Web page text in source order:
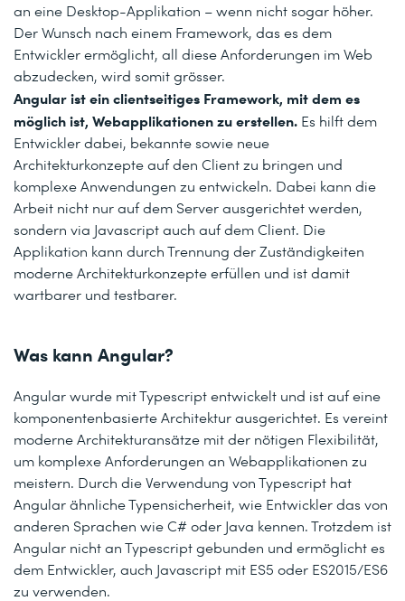
an eine Desktop-Applikation – wenn nicht sogar höher.
Der Wunsch nach einem Framework, das es dem
Entwickler ermöglicht, all diese Anforderungen im Web
abzudecken, wird somit grösser.
Angular ist ein clientseitiges Framework, mit dem es
möglich ist, Webapplikationen zu erstellen. Es hilft dem
Entwickler dabei, bekannte sowie neue
Architekturkonzepte auf den Client zu bringen und
komplexe Anwendungen zu entwickeln. Dabei kann die
Arbeit nicht nur auf dem Server ausgerichtet werden,
sondern via Javascript auch auf dem Client. Die
Applikation kann durch Trennung der Zuständigkeiten
moderne Architekturkonzepte erfüllen und ist damit
wartbarer und testbarer.
Was kann Angular?
Angular wurde mit Typescript entwickelt und ist auf eine
komponentenbasierte Architektur ausgerichtet. Es vereint
moderne Architekturansätze mit der nötigen Flexibilität,
um komplexe Anforderungen an Webapplikationen zu
meistern. Durch die Verwendung von Typescript hat
Angular ähnliche Typensicherheit, wie Entwickler das von
anderen Sprachen wie C# oder Java kennen. Trotzdem ist
Angular nicht an Typescript gebunden und ermöglicht es
dem Entwickler, auch Javascript mit ES5 oder ES2015/ES6
zu verwenden.